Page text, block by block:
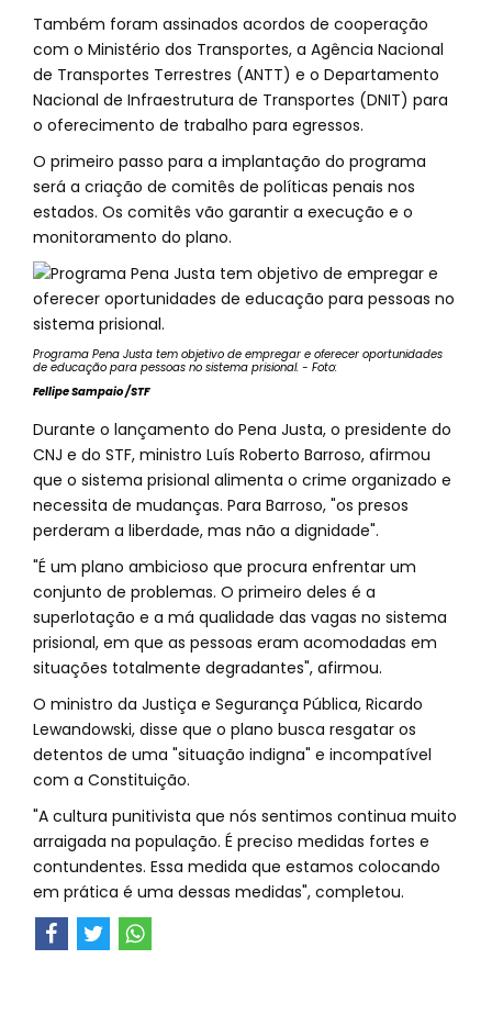
Também foram assinados acordos de cooperação
com o Ministério dos Transportes, a Agência Nacional
de Transportes Terrestres (ANTT) e o Departamento
Nacional de Infraestrutura de Transportes (DNIT) para
o oferecimento de trabalho para egressos.
O primeiro passo para a implantação do programa
será a criação de comitês de políticas penais nos
estados. Os comitês vão garantir a execução e o
monitoramento do plano.
Programa Pena Justa tem objetivo de empregar e oferecer oportunidades
de educação para pessoas no sistema prisional. - Foto:
Fellipe Sampaio /STF
Durante o lançamento do Pena Justa, o presidente do
CNJ e do STF, ministro Luís Roberto Barroso, afirmou
que o sistema prisional alimenta o crime organizado e
necessita de mudanças. Para Barroso, "os presos
perderam a liberdade, mas não a dignidade".
"É um plano ambicioso que procura enfrentar um
conjunto de problemas. O primeiro deles é a
superlotação e a má qualidade das vagas no sistema
prisional, em que as pessoas eram acomodadas em
situações totalmente degradantes", afirmou.
O ministro da Justiça e Segurança Pública, Ricardo
Lewandowski, disse que o plano busca resgatar os
detentos de uma "situação indigna" e incompatível
com a Constituição.
"A cultura punitivista que nós sentimos continua muito
arraigada na população. É preciso medidas fortes e
contundentes. Essa medida que estamos colocando
em prática é uma dessas medidas", completou.